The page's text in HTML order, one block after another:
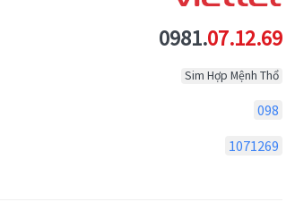
0981.07.12.69
Sim Hợp Mệnh Thổ
098
1071269